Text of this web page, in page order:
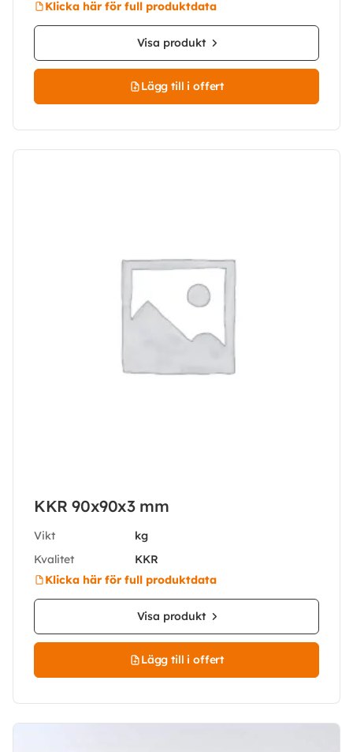
Klicka här för full produktdata
Visa produkt
Lägg till i offert
KKR 90x90x3 mm
Vikt
kg
Kvalitet
KKR
Klicka här för full produktdata
Visa produkt
Lägg till i offert